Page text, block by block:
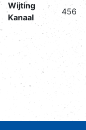
Wijting
Kanaal
456